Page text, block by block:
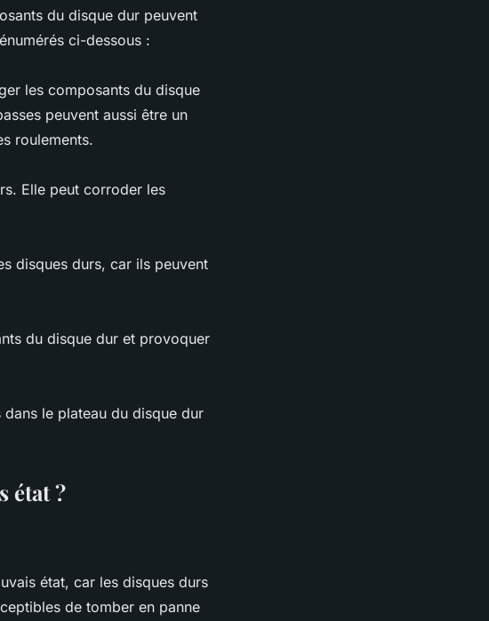
du disque dur peuvent
ci-dessous :
les composants du disque
peuvent aussi être un
roulements.
Elle peut corroder les
disques durs, car ils peuvent
du disque dur et provoquer
le plateau du disque dur
état ?
état, car les disques durs
de tomber en panne